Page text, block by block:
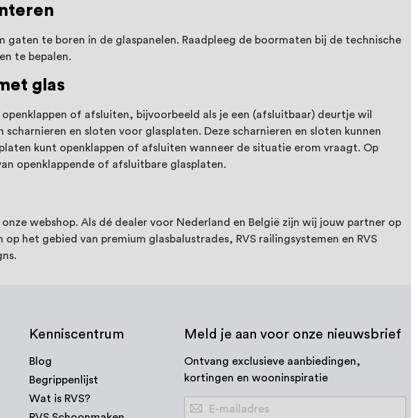
te boren in de glaspanelen. Raadpleeg de boormaten bij de technische
te bepalen.
glas
openklappen of afsluiten, bijvoorbeeld als je een (afsluitbaar) deurtje wil
en sloten voor glasplaten. Deze scharnieren en sloten kunnen
kunt openklappen of afsluiten wanneer de situatie erom vraagt. Op
openklappende of afsluitbare glasplaten.
webshop. Als dé dealer voor Nederland en België zijn wij jouw partner op
het gebied van premium glasbalustrades, RVS railingsystemen en RVS
Kenniscentrum
Blog
Begrippenlijst
Wat is RVS?
Meld je aan voor onze nieuwsbrief
Ontvang exclusieve aanbiedingen,
kortingen en wooninspiratie
Abonneer